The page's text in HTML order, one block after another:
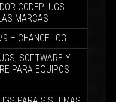
CODEPLUGS
MARCAS
– CHANGE LOG
SOFTWARE Y
PARA EQUIPOS